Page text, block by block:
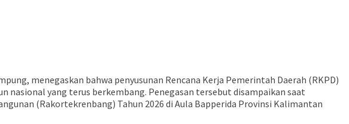
menegaskan bahwa penyusunan Rencana Kerja Pemerintah Daerah (RKPD)
nasional yang terus berkembang. Penegasan tersebut disampaikan saat
(Rakortekrenbang) Tahun 2026 di Aula Bapperida Provinsi Kalimantan